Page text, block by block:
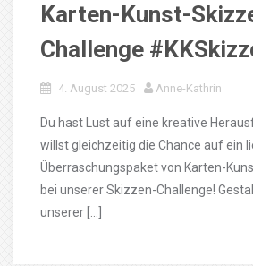
Karten-Kunst-
Challenge
4. August 2025 Anne-Kathrin
Du hast Lust auf eine kreative
willst gleichzeitig die Chance auf ein
Überraschungspaket von Karten-
bei unserer Skizzen-Challenge!
unserer […]